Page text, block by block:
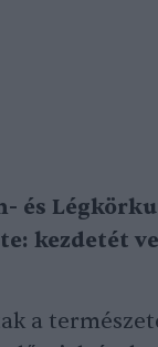
és
kezdetét
a